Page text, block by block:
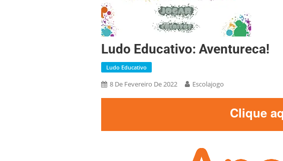
Ludo Educativo: Aventureca!
Ludo Educativo
8 De Fevereiro De 2022 Escolajogo